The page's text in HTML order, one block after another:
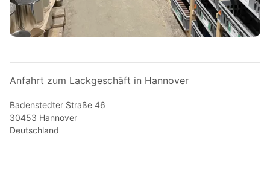
Anfahrt zum Lackgeschäft in Hannover
Badenstedter Straße 46
30453 Hannover
Deutschland